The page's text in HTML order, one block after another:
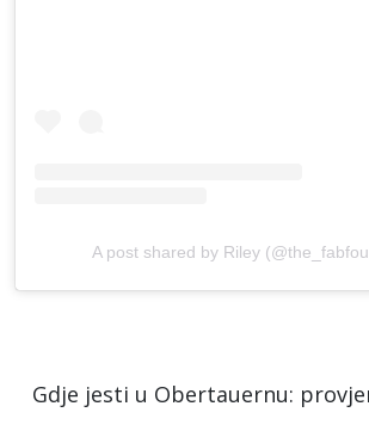
A post shared by Riley
Gdje jesti u Obertauernu: